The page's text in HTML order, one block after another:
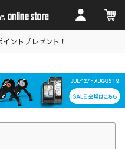
ントプレゼント！